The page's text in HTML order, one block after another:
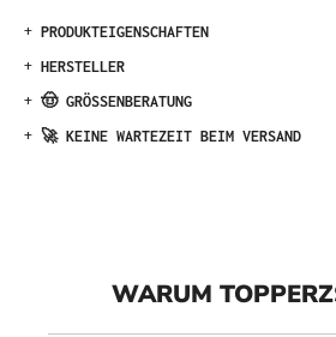
+ PRODUKTEIGENSCHAFTEN
+ HERSTELLER
+ 🤠 GRÖSSENBERATUNG
+ 🚀 KEINE WARTEZEIT BEIM VERSAND
WARUM